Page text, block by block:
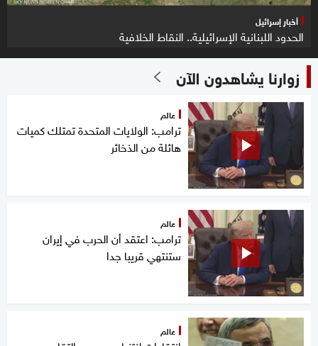
أخبار إسرائيل
الحدود اللبنانية الإسرائيلية.. النقاط الخلافية
زوارنا يشاهدون الآن
عالم
ترامب: الولايات المتحدة تمتلك كميات
هائلة من الذخائر
عالم
ترامب: اعتقد أن الحرب في إيران
ستنتهي قريبا جدا
عالم